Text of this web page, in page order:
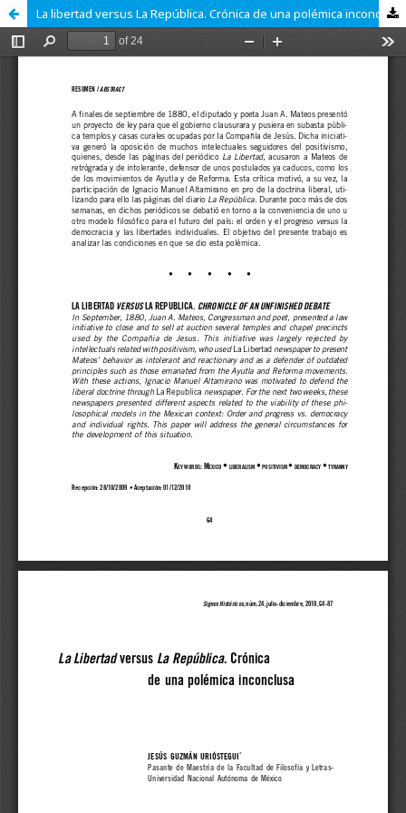
La libertad versus La República. Crónica de una polémica inconclusa